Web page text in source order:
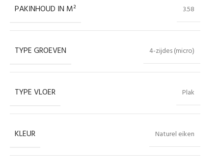
PAKINHOUD IN M² 3.58
TYPE GROEVEN 4-zijdes (micro)
TYPE VLOER Plak
KLEUR Naturel eiken